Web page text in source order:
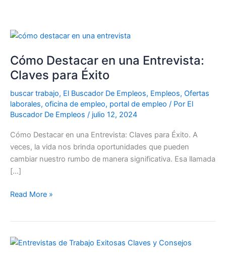
Cómo Destacar en una Entrevista:
Claves para Éxito
buscar trabajo, El Buscador De Empleos, Empleos, Ofertas
laborales, oficina de empleo, portal de empleo / Por El
Buscador De Empleos / julio 12, 2024
Cómo Destacar en una Entrevista: Claves para Éxito. A
veces, la vida nos brinda oportunidades que pueden
cambiar nuestro rumbo de manera significativa. Esa llamada
[…]
Cómo
en
una
Claves
para
Éxito
Read More »
Entrevistas